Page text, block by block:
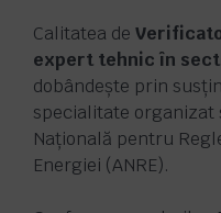
Calitatea de
expert tehnic în
dobândește prin
specialitate organizat
Națională pentru
Energiei (ANRE).